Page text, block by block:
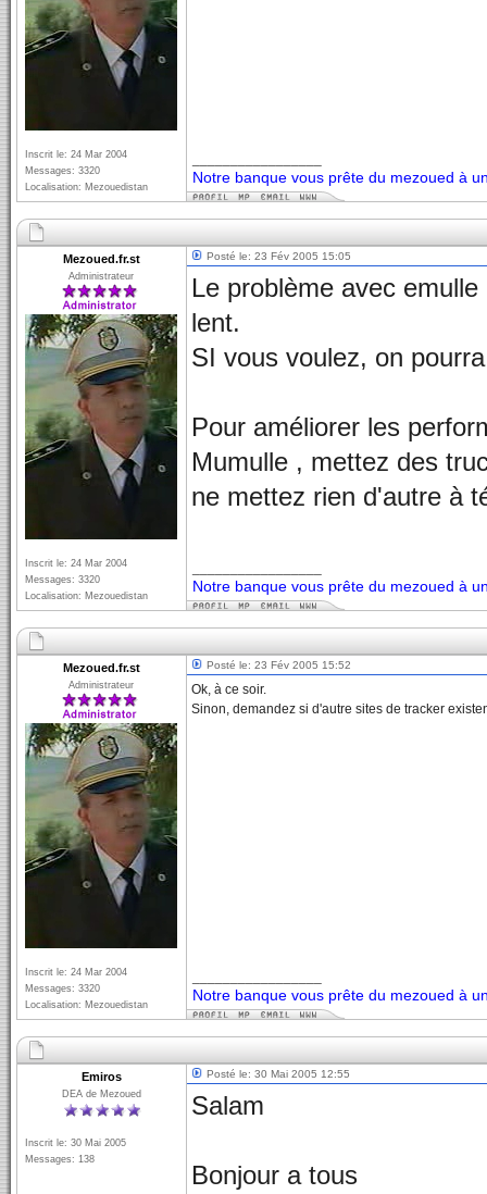
Inscrit le: 24 Mar 2004
Messages: 3320
Localisation: Mezouedistan
Notre banque vous prête du mezoued à
Mezoued.fr.st
Administrateur
Inscrit le: 24 Mar 2004
Messages: 3320
Localisation: Mezouedistan
Posté le: 23 Fév 2005 15:05
Le problème avec
lent.
SI vous voulez, on
Pour améliorer les
Mumulle , mettez des
ne mettez rien d'autre à
Notre banque vous prête du mezoued à
Mezoued.fr.st
Administrateur
Inscrit le: 24 Mar 2004
Messages: 3320
Localisation: Mezouedistan
Posté le: 23 Fév 2005 15:52
Ok, à ce soir.
Sinon, demandez si d'autre sites de tracker
Notre banque vous prête du mezoued à
Emiros
DEA de Mezoued
Inscrit le: 30 Mai 2005
Messages: 138
Posté le: 30 Mai 2005 12:55
Salam
Bonjour a tous